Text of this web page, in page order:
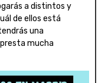
a distintos y
de ellos está
una
mucha